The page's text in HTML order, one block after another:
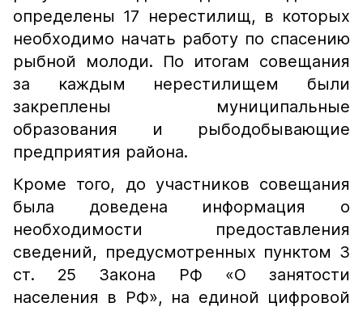
определены 17 нерестилищ, в которых
необходимо начать работу по спасению
рыбной молоди. По итогам совещания
за каждым нерестилищем были
закреплены муниципальные
образования и рыбодобывающие
предприятия района.
Кроме того, до участников совещания
была доведена информация о
необходимости предоставления
сведений, предусмотренных пунктом 3
ст. 25 Закона РФ «О занятости
населения в РФ», на единой цифровой